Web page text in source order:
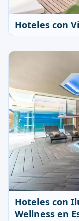
Hoteles con
Hoteles con
Wellness en